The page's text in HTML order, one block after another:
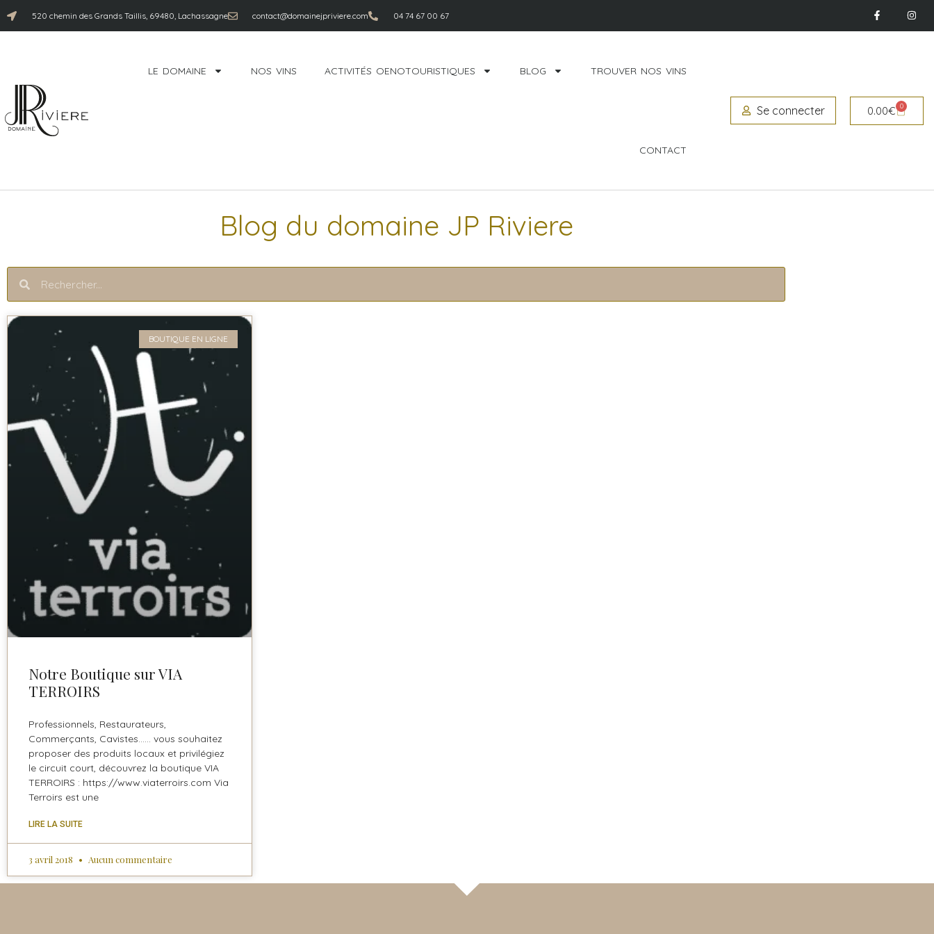
520 chemin des Grands Taillis, 69480, Lachassagne contact@domainejpriviere.com 04 74 67 00 67
LE DOMAINE NOS VINS ACTIVITÉS OENOTOURISTIQUES BLOG TROUVER NOS VINS
CONTACT
Se connecter 0.00€ 0
Blog du domaine JP Riviere
BOUTIQUE EN LIGNE
Notre Boutique sur VIA
TERROIRS
Professionnels, Restaurateurs,
Commerçants, Cavistes…… vous souhaitez
proposer des produits locaux et privilégiez
le circuit court, découvrez la boutique VIA
TERROIRS : https://www.viaterroirs.com Via
Terroirs est une
LIRE LA SUITE
3 avril 2018 Aucun commentaire